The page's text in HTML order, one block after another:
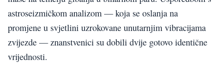
astroseizmičkom analizom — koja se oslanja na
promjene u svjetlini uzrokovane unutarnjim vibracijama
zvijezde — znanstvenici su dobili dvije gotovo identične
vrijednosti.